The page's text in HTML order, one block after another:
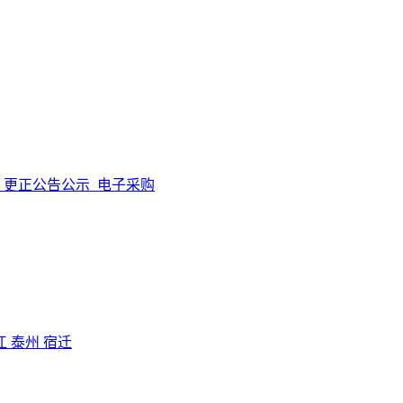
更正公告公示 电子采购
泰州 宿迁